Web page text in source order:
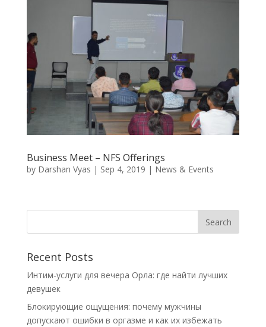
Business Meet – NFS Offerings
by Darshan Vyas | Sep 4, 2019 | News & Events
Recent Posts
Интим-услуги для вечера Орла: где найти лучших
девушек
Блокирующие ощущения: почему мужчины
допускают ошибки в оргазме и как их избежать